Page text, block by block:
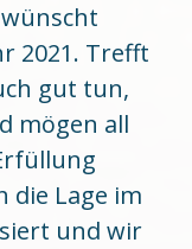
2021. Trefft
gut tun,
mögen all
die Lage im
und wir